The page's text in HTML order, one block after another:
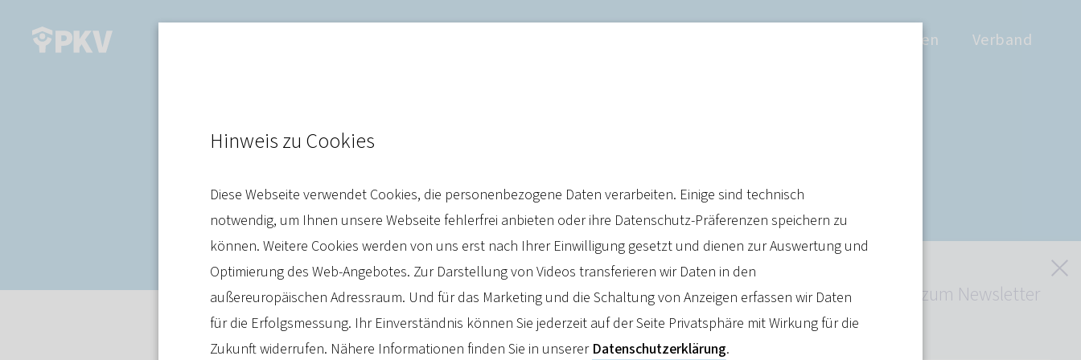
Wissen Verband
Beiträge senken
Pressemitteilung 02. Juni 2025
Jetzt kostenlos zum Newsletter
anmelden
Hinweis zu Cookies
Diese Webseite verwendet Cookies, die personenbezogene Daten verarbeiten. Einige sind technisch
notwendig, um Ihnen unsere Webseite fehlerfrei anbieten oder ihre Datenschutz-Präferenzen speichern zu
können. Weitere Cookies werden von uns erst nach Ihrer Einwilligung gesetzt und dienen zur Auswertung und
Optimierung des Web-Angebotes. Zur Darstellung von Videos transferieren wir Daten in den
außereuropäischen Adressraum. Und für das Marketing und die Schaltung von Anzeigen erfassen wir Daten
für die Erfolgsmessung. Ihr Einverständnis können Sie jederzeit auf der Seite Privatsphäre mit Wirkung für die
Zukunft widerrufen. Nähere Informationen finden Sie in unserer Datenschutzerklärung.